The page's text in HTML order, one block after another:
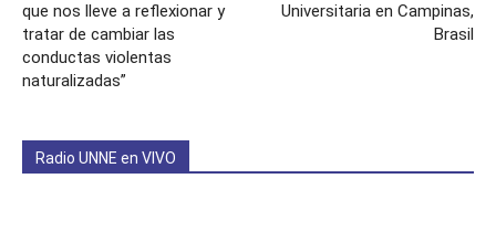
que nos lleve a reflexionar y
tratar de cambiar las
conductas violentas
naturalizadas”
Universitaria en Campinas,
Brasil
Radio UNNE en VIVO